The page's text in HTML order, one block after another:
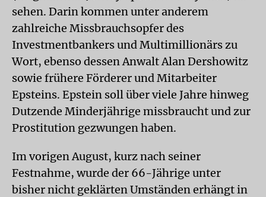
sehen. Darin kommen unter anderem
zahlreiche Missbrauchsopfer des
Investmentbankers und Multimillionärs zu
Wort, ebenso dessen Anwalt Alan Dershowitz
sowie frühere Förderer und Mitarbeiter
Epsteins. Epstein soll über viele Jahre hinweg
Dutzende Minderjährige missbraucht und zur
Prostitution gezwungen haben.
Im vorigen August, kurz nach seiner
Festnahme, wurde der 66-Jährige unter
bisher nicht geklärten Umständen erhängt in